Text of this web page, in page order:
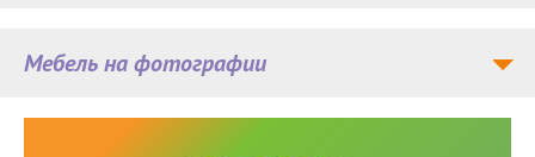
Мебель на фотографии